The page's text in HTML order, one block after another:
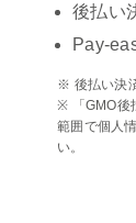
後払い
Pay-
※ 後払い決
※ 「GMO後
範囲で個人
い。